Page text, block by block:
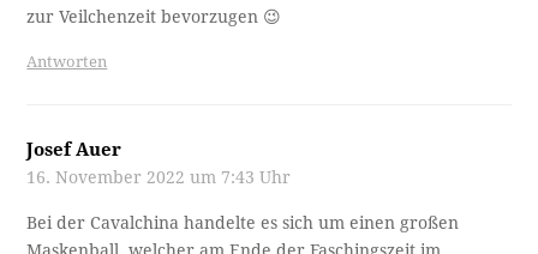
zur Veilchenzeit bevorzugen 😉
Antworten
Josef Auer
16. November 2022 um 7:43 Uhr
Bei der Cavalchina handelte es sich um einen großen